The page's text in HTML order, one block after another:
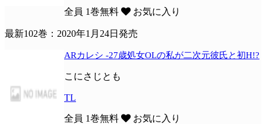
全員 1巻無料 お気に入り
最新102巻：2020年1月24日発売
ARカレシ -27歳処女OLの私が二次元彼氏と初H!?
こにさじとも
TL
全員 1巻無料 お気に入り